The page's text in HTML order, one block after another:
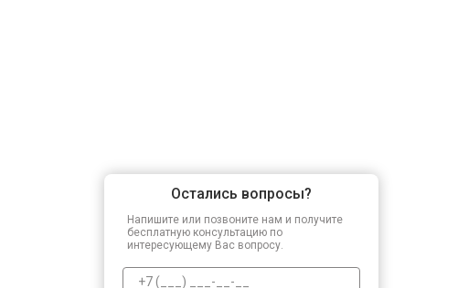
Остались вопросы?
Напишите или позвоните нам и получите
бесплатную консультацию по
интересующему Вас вопросу.